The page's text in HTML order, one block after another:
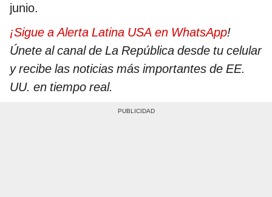
junio.
¡Sigue a Alerta Latina USA en WhatsApp!
Únete al canal de La República desde tu celular
y recibe las noticias más importantes de EE.
UU. en tiempo real.